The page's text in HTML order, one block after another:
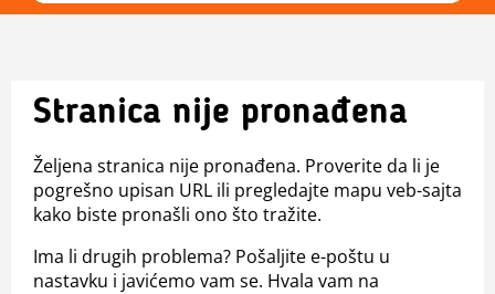
Stranica nije pronađena
Željena stranica nije pronađena. Proverite da li je
pogrešno upisan URL ili pregledajte mapu veb-sajta
kako biste pronašli ono što tražite.
Ima li drugih problema? Pošaljite e-poštu u
nastavku i javićemo vam se. Hvala vam na